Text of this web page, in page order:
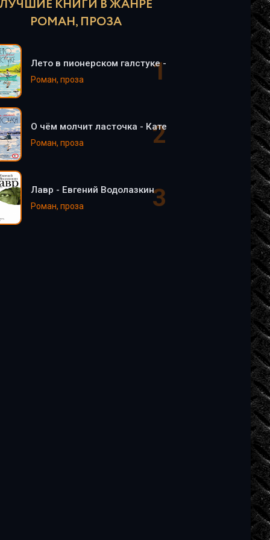
ЛУЧШИЕ КНИГИ В ЖАНРЕ
РОМАН, ПРОЗА
Лето в пионерском галстуке - Катерина Сильванова
Роман, проза
О чём молчит ласточка - Катерина Сильванова,
Роман, проза
Лавр - Евгений Водолазкин
Роман, проза